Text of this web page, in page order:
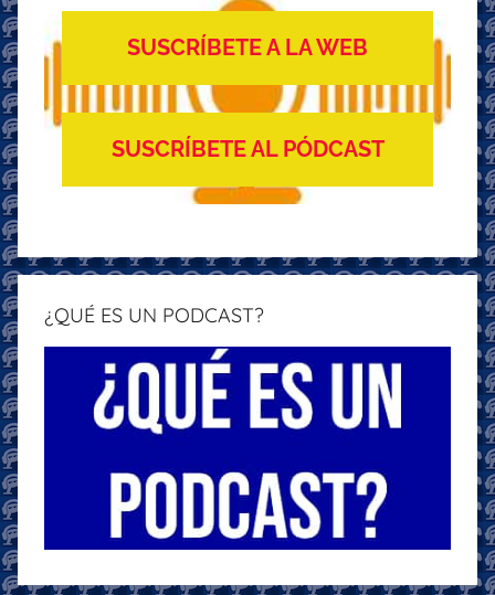
SUSCRÍBETE A LA WEB
SUSCRÍBETE AL PÓDCAST
¿QUÉ ES UN PODCAST?